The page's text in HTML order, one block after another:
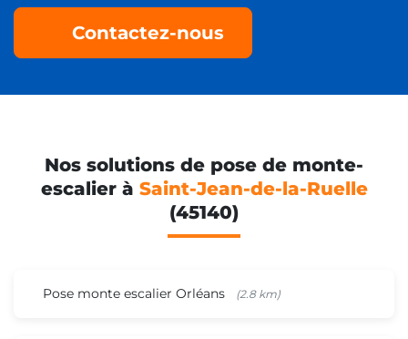
Contactez-nous
Nos solutions de pose de monte-
escalier à Saint-Jean-de-la-Ruelle
(45140)
Pose monte escalier Orléans (2.8 km)